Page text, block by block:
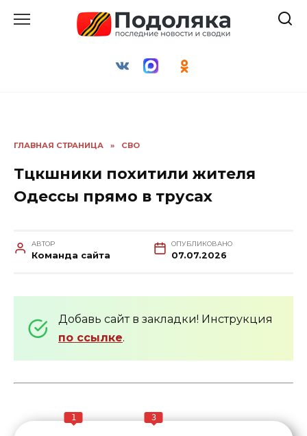
ГЛАВНАЯ СТРАНИЦА » СВО
Тцкшники похитили жителя
Одессы прямо в трусах
АВТОР
Команда сайта
ОПУБЛИКОВАНО
07.07.2026
Добавь сайт в закладки! Инструкция
по ссылке.
1 3